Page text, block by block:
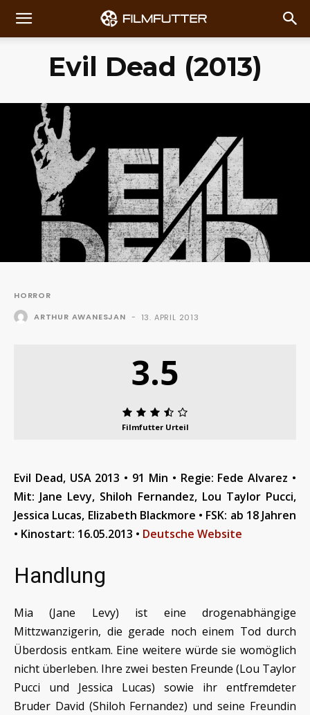
Evil Dead (2013)
HORROR
ARTHUR AWANESJAN - 13. APRIL 2013
3.5
Filmfutter Urteil
Evil Dead, USA 2013 • 91 Min • Regie: Fede Alvarez •
Mit: Jane Levy, Shiloh Fernandez, Lou Taylor Pucci,
Jessica Lucas, Elizabeth Blackmore • FSK: ab 18 Jahren
• Kinostart: 16.05.2013 • Deutsche Website
Handlung
Mia (Jane Levy) ist eine drogenabhängige
Mittzwanzigerin, die gerade noch einem Tod durch
Überdosis entkam. Eine weitere würde sie womöglich
nicht überleben. Ihre zwei besten Freunde (Lou Taylor
Pucci und Jessica Lucas) sowie ihr entfremdeter
Bruder David (Shiloh Fernandez) und seine Freundin